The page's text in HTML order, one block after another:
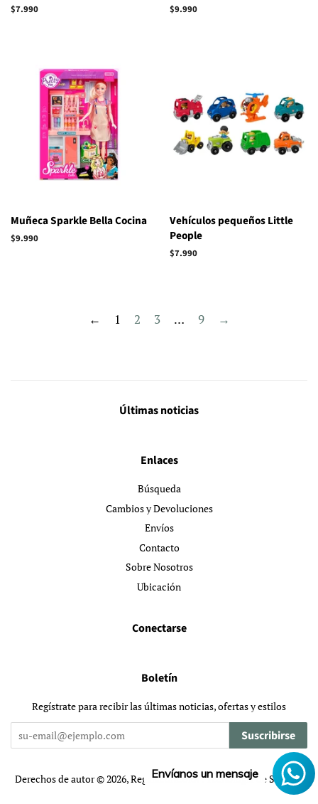
Precio
$7.990
Precio
$9.990
Muñeca Sparkle Bella Cocina
Precio
$9.990
Vehículos pequeños Little
People
Precio
$7.990
← 1 2 3 … 9 →
Últimas noticias
Enlaces
Búsqueda
Cambios y Devoluciones
Envíos
Contacto
Sobre Nosotros
Ubicación
Conectarse
Boletín
Regístrate para recibir las últimas noticias, ofertas y estilos
Suscribirse
Derechos de autor © 2026,RegalaconColor.Tecnología de Shopify
Envíanos un mensaje